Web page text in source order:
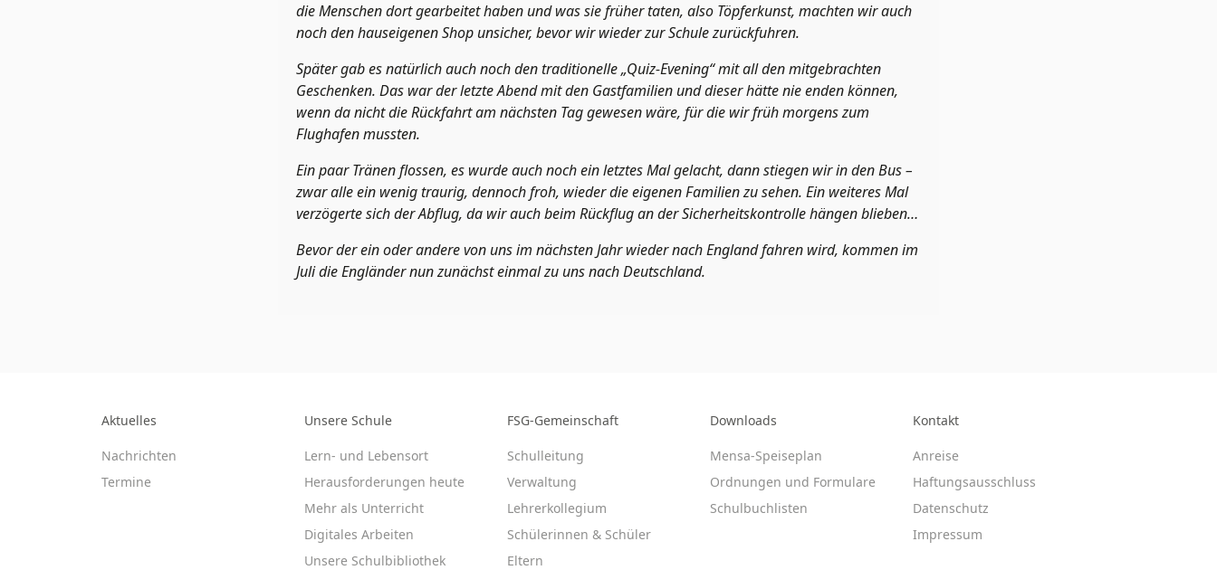
die Menschen dort gearbeitet haben und was sie früher taten, also Töpferkunst, machten wir auch
noch den hauseigenen Shop unsicher, bevor wir wieder zur Schule zurückfuhren.
Später gab es natürlich auch noch den traditionelle „Quiz-Evening“ mit all den mitgebrachten
Geschenken. Das war der letzte Abend mit den Gastfamilien und dieser hätte nie enden können,
wenn da nicht die Rückfahrt am nächsten Tag gewesen wäre, für die wir früh morgens zum
Flughafen mussten.
Ein paar Tränen flossen, es wurde auch noch ein letztes Mal gelacht, dann stiegen wir in den Bus –
zwar alle ein wenig traurig, dennoch froh, wieder die eigenen Familien zu sehen. Ein weiteres Mal
verzögerte sich der Abflug, da wir auch beim Rückflug an der Sicherheitskontrolle hängen blieben…
Bevor der ein oder andere von uns im nächsten Jahr wieder nach England fahren wird, kommen im
Juli die Engländer nun zunächst einmal zu uns nach Deutschland.
Aktuelles
Nachrichten
Termine
Unsere Schule
Lern- und Lebensort
Herausforderungen heute
Mehr als Unterricht
Digitales Arbeiten
Unsere Schulbibliothek
FSG-Gemeinschaft
Schulleitung
Verwaltung
Lehrerkollegium
Schülerinnen & Schüler
Eltern
Downloads
Mensa-Speiseplan
Ordnungen und Formulare
Schulbuchlisten
Kontakt
Anreise
Haftungsausschluss
Datenschutz
Impressum